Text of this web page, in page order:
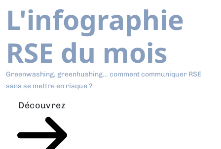
L'infographie
RSE du mois
Greenwashing, greenhushing… comment communiquer RSE
sans se mettre en risque ?
Découvrez